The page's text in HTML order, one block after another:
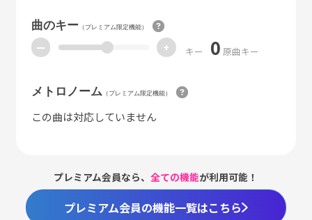
曲のキー（プレミアム限定機能）
ー + キー 0 原曲キー
メトロノーム （プレミアム限定機能）
この曲は対応していません
プレミアム会員なら、全ての機能が利用可能！
プレミアム会員の機能一覧はこちら